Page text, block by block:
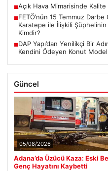
■Açık Hava Mimarisinde
■FETÖ’nün 15 Temmuz
Karatepe ile İlişkili Şüphelinin
Kimdir?
■DAP Yapı’dan Yenilikçi Bir
Kendini Ödeyen Konut
Güncel
05/08/2026
Adana’da Üzücü Kaza: Eski
Genç Hayatını Kaybetti